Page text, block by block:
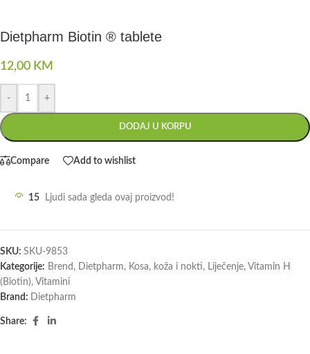
Dietpharm Biotin ® tablete
12,00 KM
- +
DODAJ U KORPU
Compare Add to wishlist
15 Ljudi sada gleda ovaj proizvod!
SKU: SKU-9853
Kategorije: Brend , Dietpharm, Kosa, koža i nokti, Liječenje, Vitamin H
(Biotin), Vitamini
Brand: Dietpharm
Share: